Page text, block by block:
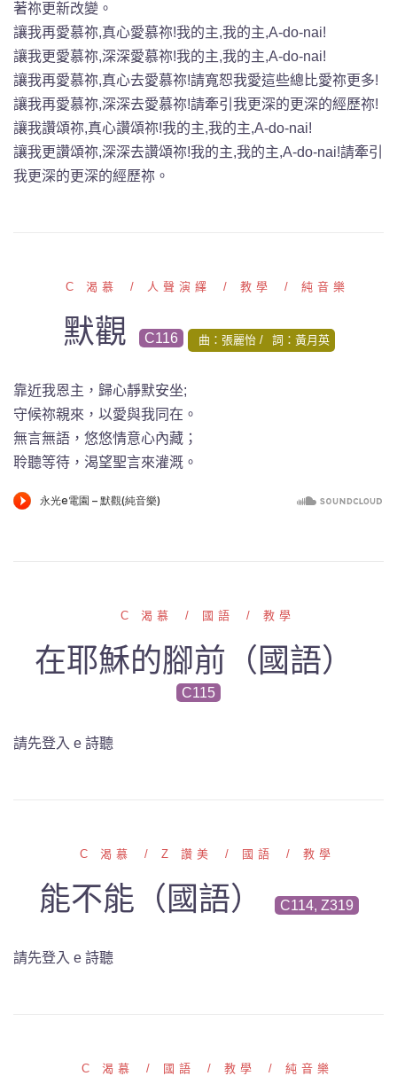
著祢更新改變。
讓我再愛慕祢,真心愛慕祢!我的主,我的主,A-do-nai!
讓我更愛慕祢,深深愛慕祢!我的主,我的主,A-do-nai!
讓我再愛慕祢,真心去愛慕祢!請寬恕我愛這些總比愛祢更多!
讓我再愛慕祢,深深去愛慕祢!請牽引我更深的更深的經歷祢!
讓我讚頌祢,真心讚頌祢!我的主,我的主,A-do-nai!
讓我更讚頌祢,深深去讚頌祢!我的主,我的主,A-do-nai!請牽引
我更深的更深的經歷祢。
C 渴慕 人聲演繹 教學 純音樂
默觀 C116 曲：張麗怡 詞：黃月英
靠近我恩主，歸心靜默安坐;
守候祢親來，以愛與我同在。
無言無語，悠悠情意心內藏；
聆聽等待，渴望聖言來灌溉。
C 渴慕 國語 教學
在耶穌的腳前（國語）
C115
請先登入 e 詩聽
C 渴慕 Z 讚美 國語 教學
能不能（國語） C114, Z319
請先登入 e 詩聽
C 渴慕 國語 教學 純音樂